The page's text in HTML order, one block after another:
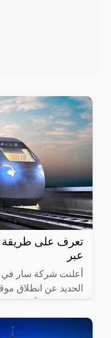
تعرف على طريقة
عبر
أعلنت شركة سار في
الحديد عن انطلاق
المختلفة لها،